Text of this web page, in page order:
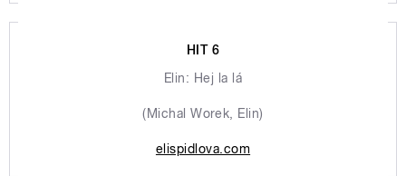
HIT 6
Elin: Hej la lá
(Michal Worek, Elin)
elispidlova.com